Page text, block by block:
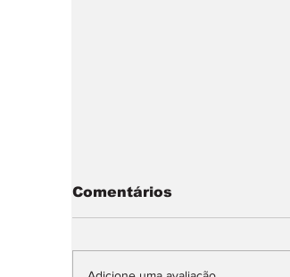
Comentários